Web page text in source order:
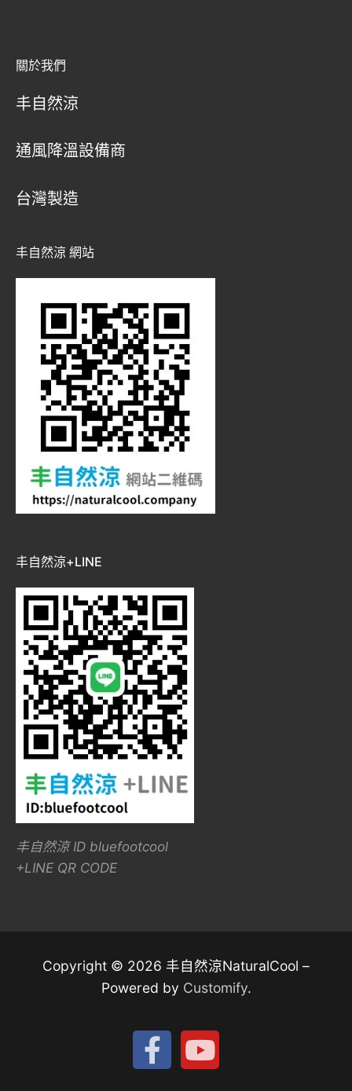
關於我們
丰自然涼
通風降溫設備商
台灣製造
丰自然涼 網站
丰自然涼+LINE
丰自然涼 ID bluefootcool
+LINE QR CODE
Copyright © 2026 丰自然涼NaturalCool –
Powered by Customify.